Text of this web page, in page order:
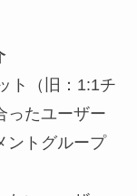
ト（旧：1:1チ
ったユーザー
ントグループ